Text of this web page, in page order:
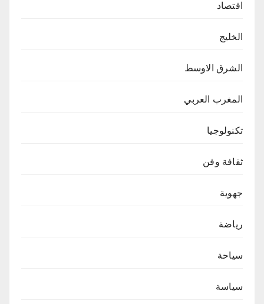
اقتصاد
الخليج
الشرق الاوسط
المغرب العربي
تكنولوجيا
ثقافة وفن
جهوية
رياضة
سياحة
سياسة